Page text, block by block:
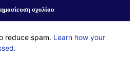
reduce spam. Learn how your